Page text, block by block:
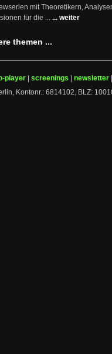
mit Theoretikern,
für die ... ... weiter
themen ...
player screenings newsletter
Kontonr.: 6814102, BLZ: